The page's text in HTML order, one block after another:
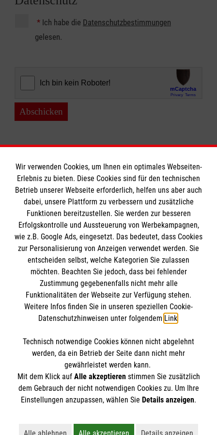
* Ich habe die Datenschutzbestimmungen
gelesen.
Abschicken
Informationen
Impressum
Datenschutz
Barrierefreiheit
Kontakt
Die Malteser
Malteser in Deutschland
Malteserorden
Sharepoint
Spendenkonto
Bank: Pax-Bank
IBAN: DE83370601201201211405
BIC: GENODED1PA7
So finden Sie uns
Kelkheimer Str. 32
65779 Kelkheim
Der Malteser Hilfsdienst e.V. ist als eingetragene
Gewerbesteuer befreit.
Wir verwenden Cookies, um Ihnen ein optimales Webseiten-
Erlebnis zu bieten. Diese Cookies sind für den technischen
Betrieb unserer Webseite erforderlich, helfen uns aber auch
dabei, unsere Plattform zu verbessern und zusätzliche
Funktionen bereitzustellen. Sie werden zur besseren
Erfolgskontrolle und Aussteuerung von Werbekampagnen,
wie z.B. Google Ads, eingesetzt. Das bedeutet, dass Cookies
zur Personalisierung von Anzeigen verwendet werden. Sie
entscheiden selbst, welche Kategorien Sie zulassen
möchten. Beachten Sie jedoch, dass bei fehlender
Zustimmung gegebenenfalls nicht mehr alle
Funktionalitäten der Webseite zur Verfügung stehen.
Weitere Infos finden Sie in unseren speziellen Cookie-
Datenschutzhinweisen unter folgendem Link.
Technisch notwendige Cookies können nicht abgelehnt
werden, da ein Betrieb der Seite dann nicht mehr
gewährleistet werden kann.
Mit dem Klick auf Alle akzeptierenstimmen Sie zusätzlich
dem Gebrauch der nicht notwendigen Cookies zu. Um Ihre
Einstellungen anzupassen, wählen Sie Details anzeigen.